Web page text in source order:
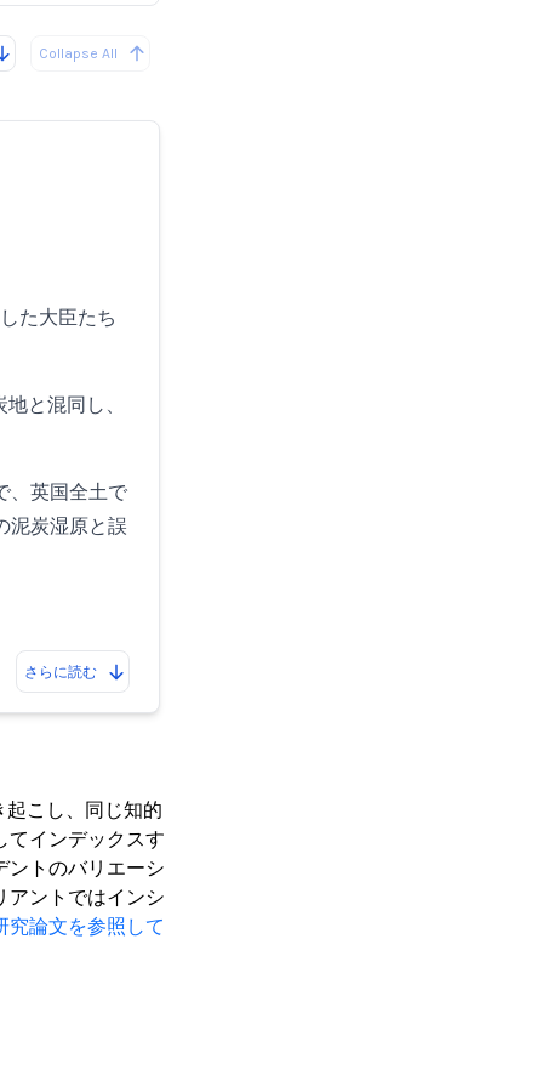
Collapse All
た大臣たち
と混同し、
、英国全土で
泥炭湿原と誤
さらに読む
こし、同じ知的
てインデックスす
ントのバリエーシ
アントではインシ
究論文を参照して